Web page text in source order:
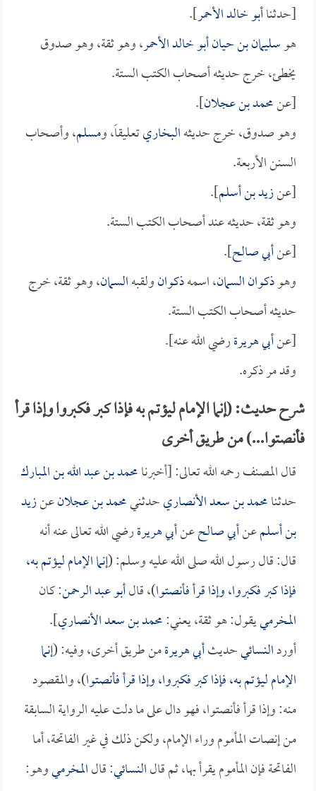
[حدثناأبو خالد الأحمر].
هوسليمان بن حيان أبو خالد الأحمر، وهو ثقة، وهو صدوق
يخطئ، خرج حديثه أصحاب الكتب الستة.
[عنمحمد بن عجلان].
وهو صدوق، خرج حديثهالبخاريتعليقاً، ومسلم، وأصحاب
السنن الأربعة.
[عنزيد بن أسلم].
وهو ثقة، حديثه عند أصحاب الكتب الستة.
[عنأبي صالح].
وهوذكوان السمان، اسمهذكوانولقبهالسمان، وهو ثقة، خرج
حديثه أصحاب الكتب الستة.
[عنأبي هريرةرضي الله عنه].
وقد مر ذكره.
شرح حديث: (إنما الإمام ليؤتم به فإذا كبر فكبروا وإذا قرأ
فأنصتوا...) من طريق أخرى
قال المصنف رحمه الله تعالى: [أخبرنامحمد بن عبد الله بن المبارك
حدثنامحمد بن سعد الأنصاريحدثنيمحمد بن عجلانعنزيد
بن أسلمعنأبي صالحعنأبي هريرةرضي الله تعالى عنه أنه
قال: قال رسول الله صلى الله عليه وسلم: (إنما الإمام ليؤتم به،
فإذا كبر فكبروا، وإذا قرأ فأنصتوا)، قالأبو عبد الرحمن: كان
المخرمييقول: هو ثقة، يعني:محمد بن سعد الأنصاري].
أوردالنسائيحديثأبي هريرةمن طريق أخرى، وفيه: (إنما
الإمام ليؤتم به، فإذا كبر فكبروا، وإذا قرأ فأنصتوا)، والمقصود
منه: وإذا قرأ فأنصتوا، فهو دال على ما دلت عليه الرواية السابقة
من إنصات المأموم وراء الإمام، ولكن ذلك في غير الفاتحة، أما
الفاتحة فإن المأموم يقرأ بها، ثم قالالنسائي: قالالمخرميوهو: